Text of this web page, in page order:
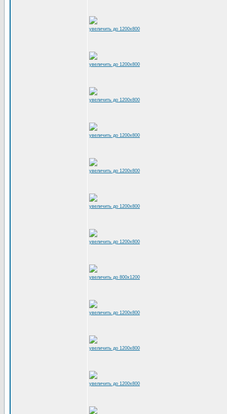
увеличить до 1200x800
увеличить до 1200x800
увеличить до 1200x800
увеличить до 1200x800
увеличить до 1200x800
увеличить до 1200x800
увеличить до 1200x800
увеличить до 800x1200
увеличить до 1200x800
увеличить до 1200x800
увеличить до 1200x800